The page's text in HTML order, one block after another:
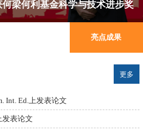
梁何利基金科学与技术进步奖
亮点成果
更多
Int. Ed.上发表论文
发表论文